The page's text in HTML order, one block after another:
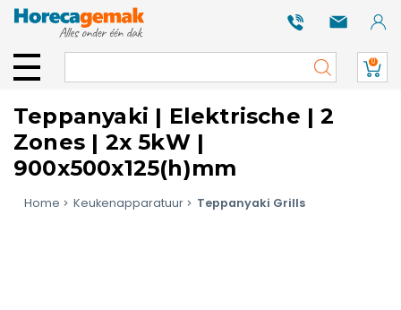
0
Teppanyaki | Elektrische | 2
Zones | 2x 5kW |
900x500x125(h)mm
Home Keukenapparatuur Teppanyaki Grills